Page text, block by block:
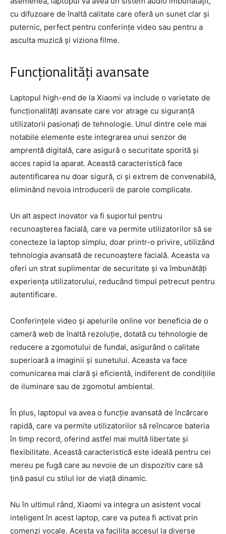
cu difuzoare de înaltă calitate care oferă un sunet clar și
puternic, perfect pentru conferințe video sau pentru a
asculta muzică și viziona filme.
Funcționalități avansate
Laptopul high-end de la Xiaomi va include o varietate de
funcționalități avansate care vor atrage cu siguranță
utilizatorii pasionați de tehnologie. Unul dintre cele mai
notabile elemente este integrarea unui senzor de
amprentă digitală, care asigură o securitate sporită și
acces rapid la aparat. Această caracteristică face
autentificarea nu doar sigură, ci și extrem de convenabilă,
eliminând nevoia introducerii de parole complicate.
Un alt aspect inovator va fi suportul pentru
recunoașterea facială, care va permite utilizatorilor să se
conecteze la laptop simplu, doar printr-o privire, utilizând
tehnologia avansată de recunoaștere facială. Aceasta va
oferi un strat suplimentar de securitate și va îmbunătăți
experiența utilizatorului, reducând timpul petrecut pentru
autentificare.
Conferințele video și apelurile online vor beneficia de o
cameră web de înaltă rezoluție, dotată cu tehnologie de
reducere a zgomotului de fundal, asigurând o calitate
superioară a imaginii și sunetului. Aceasta va face
comunicarea mai clară și eficientă, indiferent de condițiile
de iluminare sau de zgomotul ambiental.
În plus, laptopul va avea o funcție avansată de încărcare
rapidă, care va permite utilizatorilor să reîncarce bateria
în timp record, oferind astfel mai multă libertate și
flexibilitate. Această caracteristică este ideală pentru cei
mereu pe fugă care au nevoie de un dispozitiv care să
țină pasul cu stilul lor de viață dinamic.
Nu în ultimul rând, Xiaomi va integra un asistent vocal
inteligent în acest laptop, care va putea fi activat prin
comenzi vocale. Acesta va facilita accesul la diverse